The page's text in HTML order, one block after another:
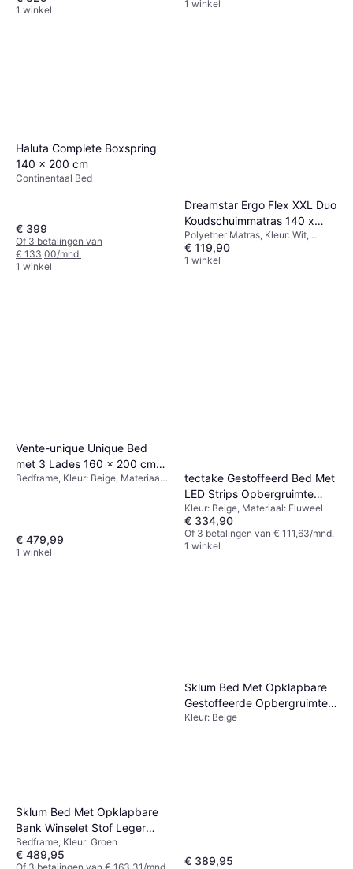
1 winkel
1 winkel
Haluta Complete Boxspring
140 x 200 cm
Continentaal Bed
€ 399
Of 3 betalingen van
€ 133,00/mnd.
1 winkel
Dreamstar Ergo Flex XXL Duo
Koudschuimmatras 140 x
200 cm
Polyether Matras, Kleur: Wit,
Vulling: Schuim, Vezel, Polyester,
Materiaal: Polyester, Stevigheid:
€ 119,90
1 winkel
Vente-unique Unique Bed
met 3 Lades 160 x 200 cm
Stoffen Bekleding Beige
Bedframe, Kleur: Beige, Materiaal:
€ 479,99
1 winkel
tectake Gestoffeerd Bed Met
LED Strips Opbergruimte
Fluweellook Zand
Kleur: Beige, Materiaal: Fluweel
€ 334,90
Of 3 betalingen van € 111,63/mnd.
1 winkel
Sklum Bed Met Opklapbare
Bank Winselet Stof Leger
Groen 160 x 200 cm
Bedframe, Kleur: Groen
€ 489,95
Sklum Bed Met Opklapbare
Gestoffeerde Opbergruimte
Norena Stof Crème Beige
Kleur: Beige
€ 389,95